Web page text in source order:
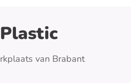
van Brabant